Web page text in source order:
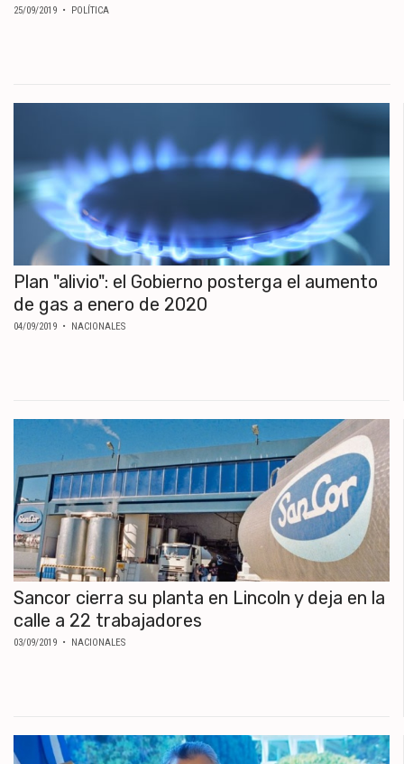
25/09/2019 • POLÍTICA
Plan "alivio": el Gobierno posterga el aumento
de gas a enero de 2020
04/09/2019 • NACIONALES
Sancor cierra su planta en Lincoln y deja en la
calle a 22 trabajadores
03/09/2019 • NACIONALES